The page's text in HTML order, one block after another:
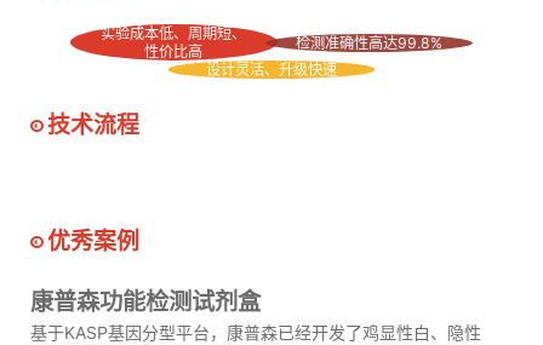
实验成本低、周期短、
性价比高
检测准确性高达99.8%
设计灵活、升级快速
技术流程
优秀案例
康普森功能检测试剂盒
基于KASP基因分型平台，康普森已经开发了鸡显性白、隐性